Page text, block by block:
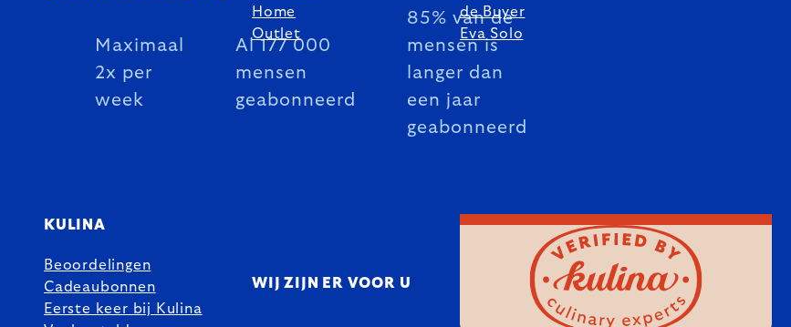
Maximaal
2x per
week
Al 177 000
mensen
geabonneerd
85% van de
mensen is
langer dan
een jaar
geabonneerd
Home
Outlet
de Buyer
Eva Solo
KULINA
Beoordelingen
Cadeaubonnen
Eerste keer bij Kulina
WIJ ZIJN ER VOOR U